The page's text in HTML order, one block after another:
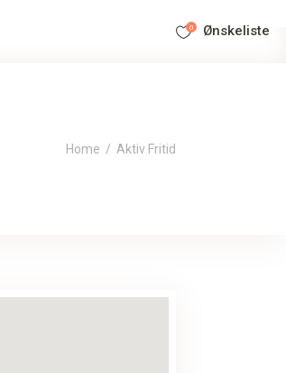
0 Ønskeliste
Home / Aktiv Fritid